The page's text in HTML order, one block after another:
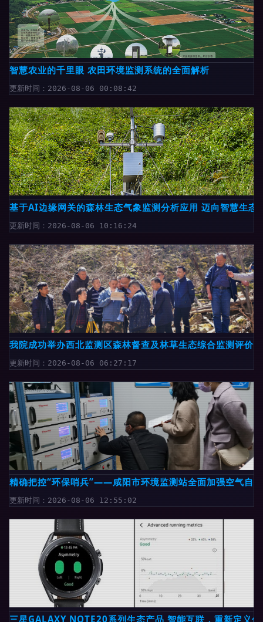
智慧农业的千里眼 农田环境监测系统的全面解析
更新时间：2026-08-06 00:08:42
基于AI边缘网关的森林生态气象监测分析应用 迈向智慧生态
更新时间：2026-08-06 10:16:24
我院成功举办西北监测区森林督查及林草生态综合监测评价
更新时间：2026-08-06 06:27:17
精确把控“环保哨兵”——咸阳市环境监测站全面加强空气自
更新时间：2026-08-06 12:55:02
三星GALAXY NOTE20系列生态产品 智能互联，重新定义